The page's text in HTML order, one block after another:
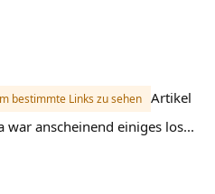
bestimmte Links zu sehen
Artikel
war anscheinend einiges los...